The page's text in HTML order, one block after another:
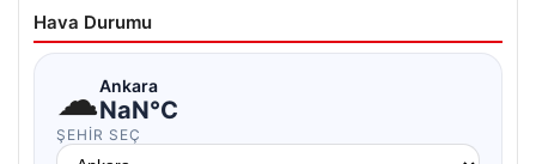
Hava Durumu
☁Ankara
NaN°C
ŞEHIR SEÇ